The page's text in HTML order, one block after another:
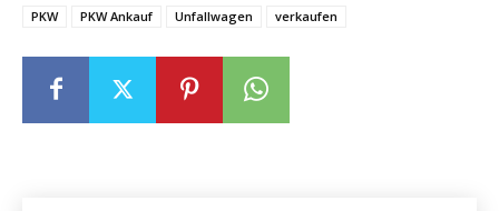
PKW
PKW Ankauf Unfallwagen verkaufen